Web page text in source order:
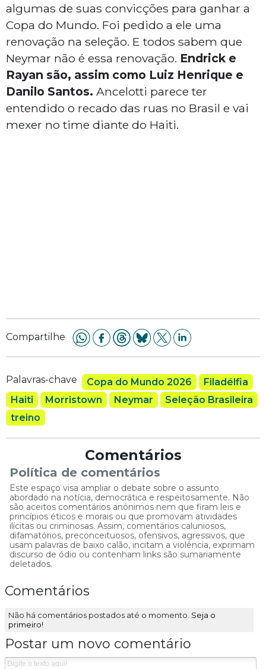
algumas de suas convicções para ganhar a
Copa do Mundo. Foi pedido a ele uma
renovação na seleção. E todos sabem que
Neymar não é essa renovação. Endrick e
Rayan são, assim como Luiz Henrique e
Danilo Santos. Ancelotti parece ter
entendido o recado das ruas no Brasil e vai
mexer no time diante do Haiti.
Compartilhe
Palavras-chave Copa do Mundo 2026
Filadélfia
Haiti
Morristown Neymar
Seleção Brasileira
treino
Comentários
Política de comentários
Este espaço visa ampliar o debate sobre o assunto
abordado na notícia, democrática e respeitosamente. Não
são aceitos comentários anônimos nem que firam leis e
princípios éticos e morais ou que promovam atividades
ilícitas ou criminosas. Assim, comentários caluniosos,
difamatórios, preconceituosos, ofensivos, agressivos, que
usam palavras de baixo calão, incitam a violência, exprimam
discurso de ódio ou contenham links são sumariamente
deletados.
Comentários
Não há comentários postados até o momento. Seja o
primeiro!
Postar um novo comentário